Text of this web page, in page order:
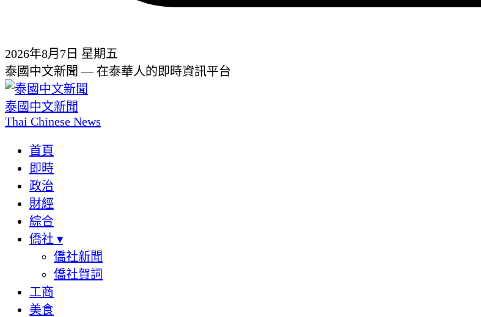
2026年8月7日 星期五
泰國中文新聞 — 在泰華人的即時資訊平台
泰國中文新聞
Thai Chinese News
首頁
即時
政治
財經
綜合
僑社 ▾
僑社新聞
僑社賀詞
工商
美食